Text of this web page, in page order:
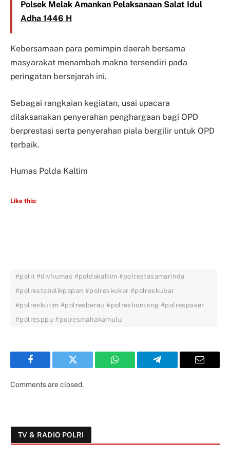
Polsek Melak Amankan Pelaksanaan Salat Idul
Adha 1446 H
Kebersamaan para pemimpin daerah bersama
masyarakat menambah makna tersendiri pada
peringatan bersejarah ini.
Sebagai rangkaian kegiatan, usai upacara
dilaksanakan penyerahan penghargaan bagi OPD
berprestasi serta penyerahan piala bergilir untuk OPD
terbaik.
Humas Polda Kaltim
Like this:
#polri #divhumas #poldakaltim #polrestasamarinda
#polrestabalikpapan #polreskukar #polreskubar
#polreskutim #polresberau #polresbontang #polrespaser
#polresppu #polresmahakamulu
Facebook Twitter WhatsApp Telegram Email
Comments are closed.
TV & RADIO POLRI